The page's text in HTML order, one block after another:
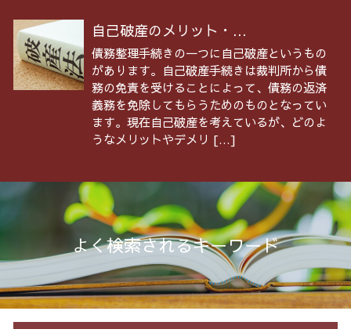
自己破産のメリット・...
債務整理手続きの一つに自己破産というもの
があります。自己破産手続きは裁判所から債
務の免責を受けることによって、債務の返済
義務を免除してもらうためのものとなってい
ます。現在自己破産を考えているが、どのよ
うなメリットやデメリ […]
よく検索されるキーワード